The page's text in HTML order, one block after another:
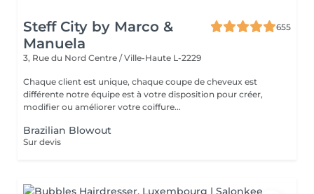
Steff City by Marco &
Manuela
655
3, Rue du Nord Centre / Ville-Haute L-2229
Chaque client est unique, chaque coupe de cheveux est
différente notre équipe est à votre disposition pour créer,
modifier ou améliorer votre coiffure...
Brazilian Blowout
Sur devis